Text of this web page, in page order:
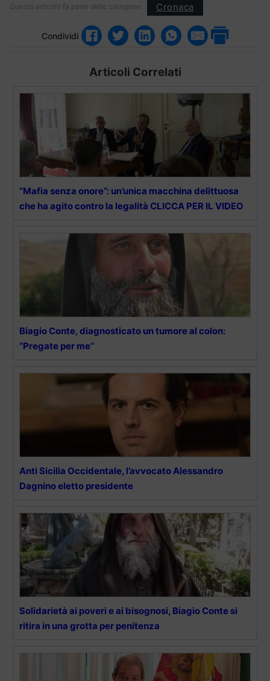
Questo articolo fa parte delle categorie: Cronaca
Condividi
Articoli Correlati
“Mafia senza onore”: un’unica macchina delittuosa
che ha agito contro la legalità CLICCA PER IL VIDEO
Biagio Conte, diagnosticato un tumore al colon:
“Pregate per me”
Anti Sicilia Occidentale, l’avvocato Alessandro
Dagnino eletto presidente
Solidarietà ai poveri e ai bisognosi, Biagio Conte si
ritira in una grotta per penitenza